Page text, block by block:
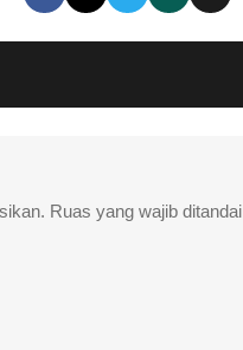
Ruas yang wajib ditandai